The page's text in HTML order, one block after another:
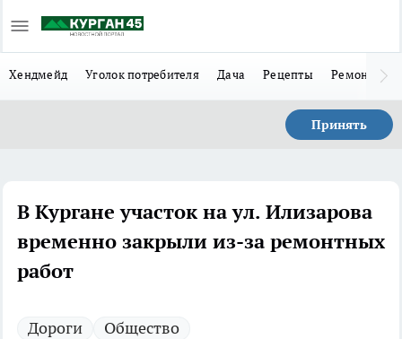
Хендмейд Уголок потребителя Дача Рецепты Ремонт
Принять
В Кургане участок на ул. Илизарова
временно закрыли из-за ремонтных
работ
Дороги Общество